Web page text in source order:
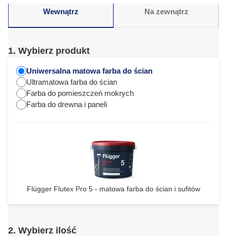
Wewnątrz Na zewnątrz
1. Wybierz produkt
Uniwersalna matowa farba do ścian
Ultramatowa farba do ścian
Farba do pomieszczeń mokrych
Farba do drewna i paneli
Flügger Flutex Pro 5 - matowa farba do ścian i sufitów
2. Wybierz ilość